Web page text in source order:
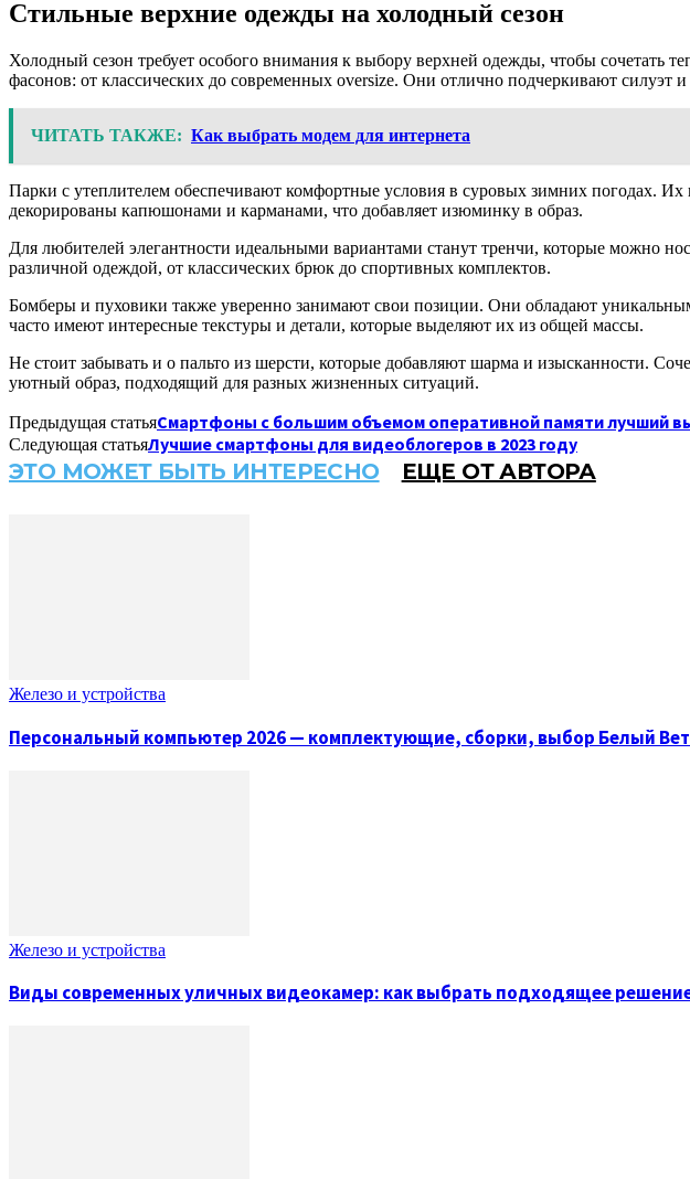
Стильные верхние одежды на холодный сезон
Холодный сезон требует особого внимания к выбору верхней одежды, чтобы сочетать
фасонов: от классических до современных oversize. Они отлично подчеркивают
ЧИТАТЬ ТАКЖЕ: Как выбрать модем для интернета
Парки с утеплителем обеспечивают комфортные условия в суровых зимних погодах.
декорированы капюшонами и карманами, что добавляет изюминку в образ.
Для любителей элегантности идеальными вариантами станут тренчи, которые можно
различной одеждой, от классических брюк до спортивных комплектов.
Бомберы и пуховики также уверенно занимают свои позиции. Они обладают
часто имеют интересные текстуры и детали, которые выделяют их из общей массы.
Не стоит забывать и о пальто из шерсти, которые добавляют шарма и изысканности.
уютный образ, подходящий для разных жизненных ситуаций.
Предыдущая статьяСмартфоны с большим объемом оперативной памяти лучший
Следующая статьяЛучшие смартфоны для видеоблогеров в 2023 году
ЭТО МОЖЕТ БЫТЬ ИНТЕРЕСНО ЕЩЕ ОТ АВТОРА
Железо и устройства
Персональный компьютер 2026 — комплектующие, сборки, выбор Белый
Железо и устройства
Виды современных уличных видеокамер: как выбрать подходящее